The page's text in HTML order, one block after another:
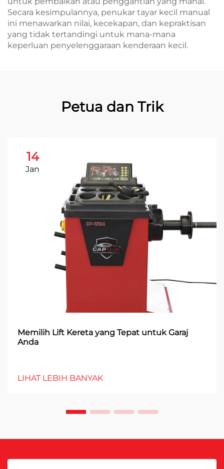
Secara kesimpulannya, penukar tayar kecil manual
ini menawarkan nilai, kecekapan, dan kepraktisan
yang tidak tertandingi untuk mana-mana
keperluan penyelenggaraan kenderaan kecil.
Petua dan Trik
14
Jan
Memilih Lift Kereta yang Tepat untuk Garaj
Anda
LIHAT LEBIH BANYAK